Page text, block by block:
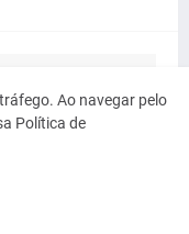
Ao navegar pelo
Política de